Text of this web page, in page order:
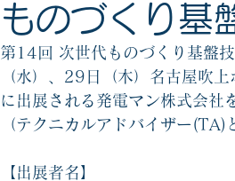
ものづくり基
第14回 次世代ものづくり基
（水）、29日（木）名古屋吹上
に出展される発電マン株式会社
（テクニカルアドバイザー(TA)
【出展者名】